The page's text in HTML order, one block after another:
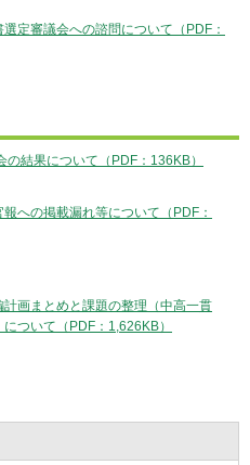
定審議会への諮問について（PDF：
結果について（PDF：136KB）
への掲載漏れ等について（PDF：
計画まとめと課題の整理（中高一貫
ついて（PDF：1,626KB）